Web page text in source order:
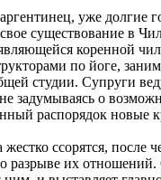
уже долгие
существование в
коренной
по йоге,
студии. Супруги
задумываясь о
распорядок новые
ссорятся, после
разрыве их